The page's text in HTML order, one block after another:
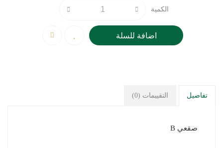
الكمية
اضافة للسلة
تفاصيل التقييمات (0)
صقعي B